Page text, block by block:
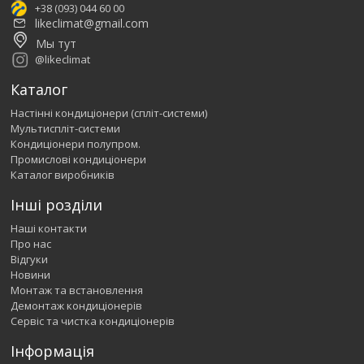
+38 (093) 044 60 00
likeclimat@gmail.com
Мы тут
@likeclimat
Каталог
Настінні кондиціонери (спліт-системи)
Мультиспліт-системи
Кондиціонери полупром.
Промислові кондиціонери
Каталог виробників
Інші розділи
Наші контакти
Про нас
Відгуки
Новини
Монтаж та встановлення
Демонтаж кондиціонерів
Сервіс та чистка кондиціонерів
Інформація